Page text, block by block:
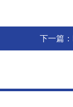
下一篇：